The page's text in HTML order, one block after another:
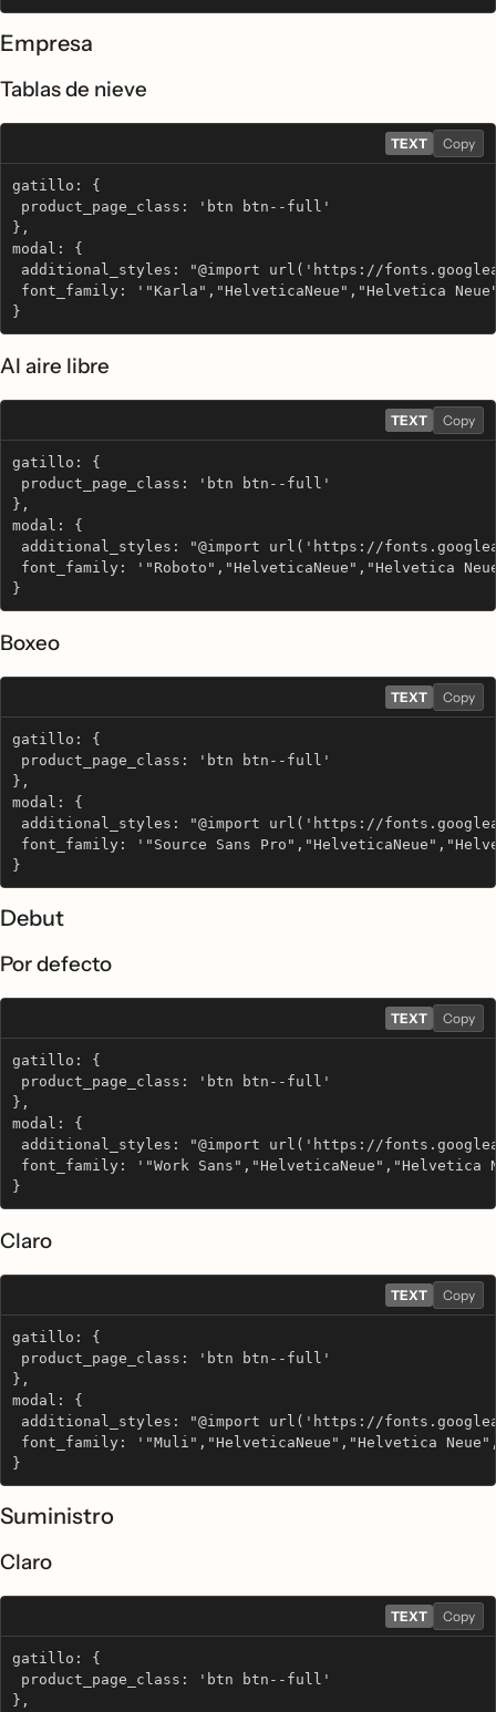
Empresa
Tablas de nieve
TEXT Copy
gatillo: {
product_page_class: 'btn btn--full'
},
modal: {
additional_styles: "@import url('https://
font_family: '"Karla","HelveticaNeue","Helvetica
}
Al aire libre
TEXT Copy
gatillo: {
product_page_class: 'btn btn--full'
},
modal: {
additional_styles: "@import url('https://
font_family: '"Roboto","HelveticaNeue","Helvetica
}
Boxeo
TEXT Copy
gatillo: {
product_page_class: 'btn btn--full'
},
modal: {
additional_styles: "@import url('https://
font_family: '"Source Sans
}
Debut
Por defecto
TEXT Copy
gatillo: {
product_page_class: 'btn btn--full'
},
modal: {
additional_styles: "@import url('https://
font_family: '"Work Sans","HelveticaNeue","Helvetica
}
Claro
TEXT Copy
gatillo: {
product_page_class: 'btn btn--full'
},
modal: {
additional_styles: "@import url('https://
font_family: '"Muli","HelveticaNeue","Helvetica
}
Suministro
Claro
TEXT Copy
gatillo: {
product_page_class: 'btn btn--full'
},